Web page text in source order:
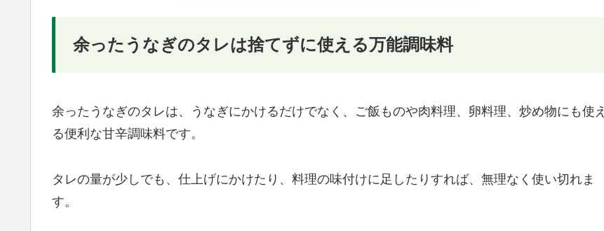
余ったうなぎのタレは捨てずに使える万能調味料
余ったうなぎのタレは、うなぎにかけるだけでなく、ご飯ものや肉料理、卵料理、炒め物にも使え
る便利な甘辛調味料です。
タレの量が少しでも、仕上げにかけたり、料理の味付けに足したりすれば、無理なく使い切れま
す。